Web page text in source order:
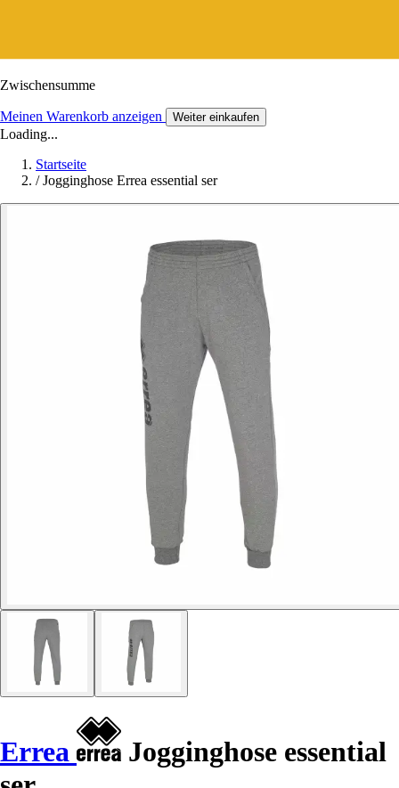
Zwischensumme
Meinen Warenkorb anzeigen Weiter einkaufen
Loading...
Startseite
/ Jogginghose Errea essential ser
Errea
Jogginghose essential